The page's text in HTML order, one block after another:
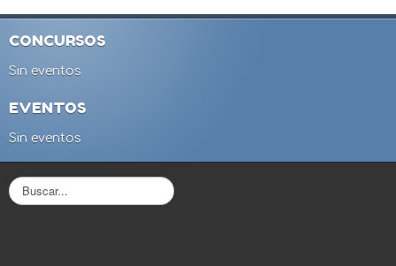
CONCURSOS
Sin eventos
EVENTOS
Sin eventos
B
u